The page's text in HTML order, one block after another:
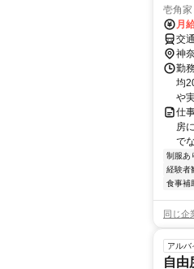
壱角
月
交
神
勤
均
や
仕
房
で
制服あ
経験者
食事補
同じ企
アルバ
自由